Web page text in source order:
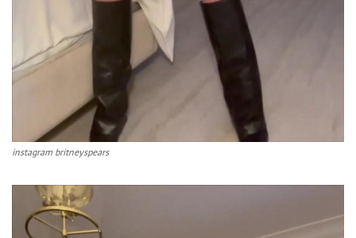
instagram britneyspears